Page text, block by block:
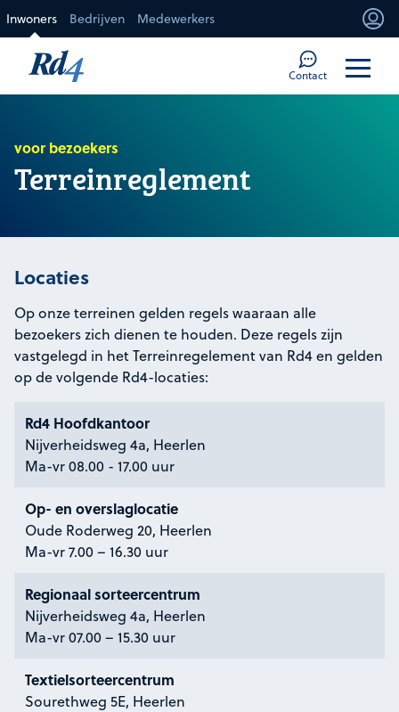
Inwoners Bedrijven Medewerkers
Contact
voor bezoekers
Terreinreglement
Locaties
Op onze terreinen gelden regels waaraan alle
bezoekers zich dienen te houden. Deze regels zijn
vastgelegd in het Terreinregelement van Rd4 en gelden
op de volgende Rd4-locaties:
Rd4 Hoofdkantoor
Nijverheidsweg 4a, Heerlen
Ma-vr 08.00 - 17.00 uur
Op- en overslaglocatie
Oude Roderweg 20, Heerlen
Ma-vr 7.00 – 16.30 uur
Regionaal sorteercentrum
Nijverheidsweg 4a, Heerlen
Ma-vr 07.00 – 15.30 uur
Textielsorteercentrum
Sourethweg 5E, Heerlen